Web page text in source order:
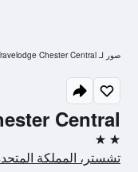
Central
2 نجمتين
تشستر، المملكة
صور لـ Travelodge Chester Central